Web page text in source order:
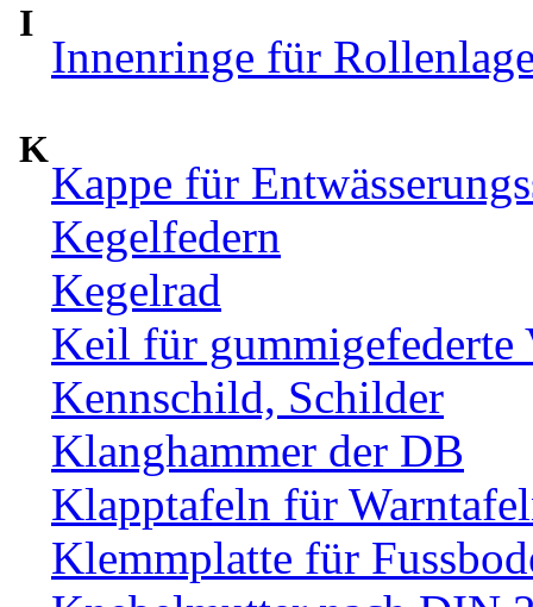
I
Innenringe für
K
Kappe für
Kegelfedern
Kegelrad
Keil für gummigefederte
Kennschild, Schilder
Klanghammer der DB
Klapptafeln für
Klemmplatte für